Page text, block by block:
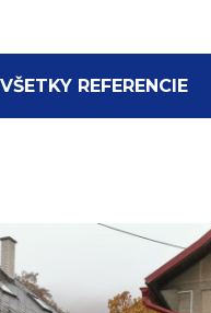
REFERENCIE